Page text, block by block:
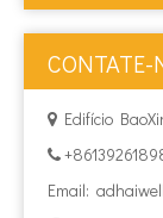
CONTATE-
 Edifício

Email: